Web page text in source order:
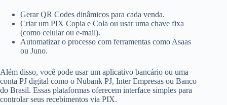
Gerar QR Codes dinâmicos para cada venda.
Criar um PIX Copia e Cola ou usar uma chave fixa
(como celular ou e-mail).
Automatizar o processo com ferramentas como Asaas
ou Juno.
Além disso, você pode usar um aplicativo bancário ou uma
conta PJ digital como o Nubank PJ, Inter Empresas ou Banco
do Brasil. Essas plataformas oferecem interface simples para
controlar seus recebimentos via PIX.